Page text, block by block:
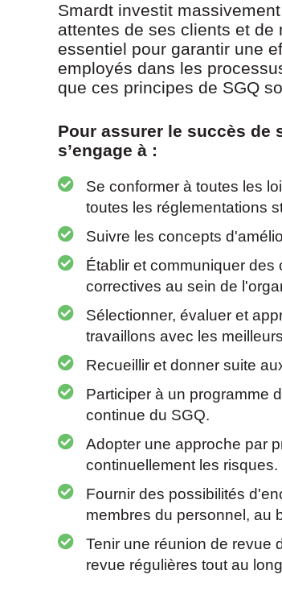
Smardt investit
attentes de ses clients et de
essentiel pour garantir une
employés dans les
que ces principes de SGQ
Pour assurer le succès de
s’engage à :
Se conformer à toutes les
toutes les réglementations
Suivre les concepts
Établir et communiquer
correctives au sein de
Sélectionner, évaluer et
travaillons avec les
Recueillir et donner suite
Participer à un programme
continue du SGQ.
Adopter une approche par
continuellement les risques.
Fournir des possibilités
membres du personnel, au
Tenir une réunion de revue
revue régulières tout au